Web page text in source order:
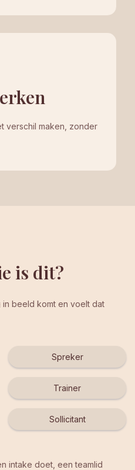
verschil maken, zonder
is dit?
beeld komt en voelt dat
Spreker
Trainer
Sollicitant
intake doet, een teamlid